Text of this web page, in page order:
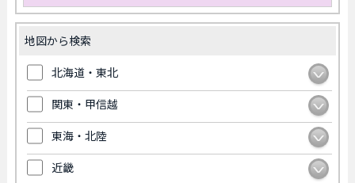
地図から検索
北海道・東北
関東・甲信越
東海・北陸
近畿